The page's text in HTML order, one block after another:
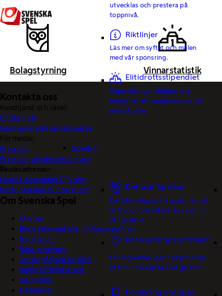
utvecklas och prestera på
toppnivå.
Riktlinjer
Läs mer om syftet och målen
med vår sponsring.
Elitidrottsstipendiet
Stipendiet ger elitidrottare
möjlighet att kombinera idrott
med studier.
Spelkoll
Detta är Spelkoll
Det blir roligare att spela när det
är tryggt och säkert. Läs mer om
vår spelkoll.
Känn igen spelproblem
Lär dig känna igen spelproblem
och hur du kan få eller ge stöd.
Forskning om spel
Bolagstyrning Vinnarstatistik
Kontakta oss
Kundtjänst och växel:
0770-11 11 11
kundservice@svenskaspel.se
För media:
Pressjour
Pressjour vinster och vinnare
Besöksadresser:
Norra Hansegatan 17, Visby
Katarinavägen 15, Stockholm
Om Svenska Spel
Om oss
Börja sälja spel eller bli Vegaspartner
Nyhetsrum
Våra logotyper
Jobba på Svenska Spel
Vanliga frågor & svar
Sponsring
Hållbarhet